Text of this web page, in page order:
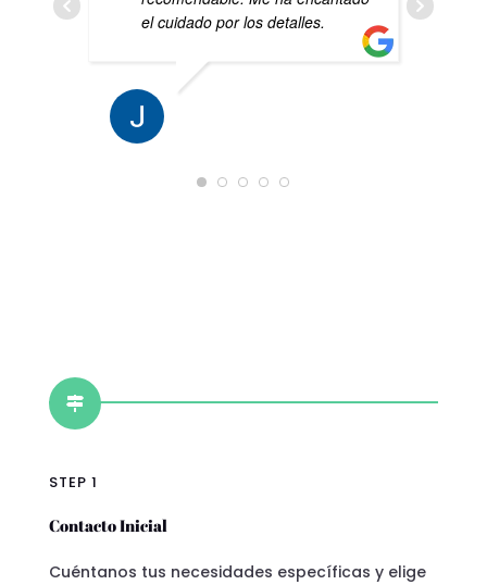
el cuidado por los detalles.

STEP 1
Contacto Inicial
Cuéntanos tus necesidades específicas y elige